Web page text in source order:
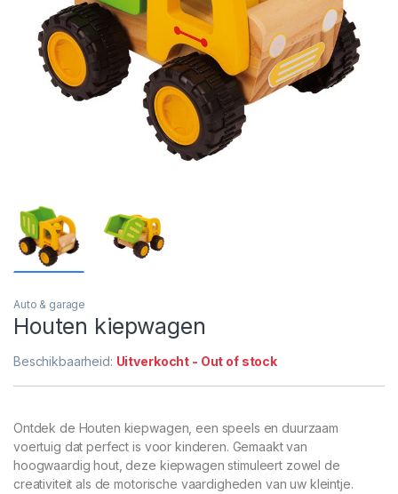
Auto & garage
Houten kiepwagen
Beschikbaarheid: Uitverkocht - Out of stock
Ontdek de Houten kiepwagen, een speels en duurzaam
voertuig dat perfect is voor kinderen. Gemaakt van
hoogwaardig hout, deze kiepwagen stimuleert zowel de
creativiteit als de motorische vaardigheden van uw kleintje.